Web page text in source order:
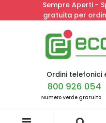
Sempre Aperti -
gratuita per
Ordini telefonici
800 926 054
Numero verde gratuito